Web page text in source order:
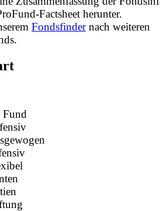
Factsheet herunter.
Fondsfindernach weiteren